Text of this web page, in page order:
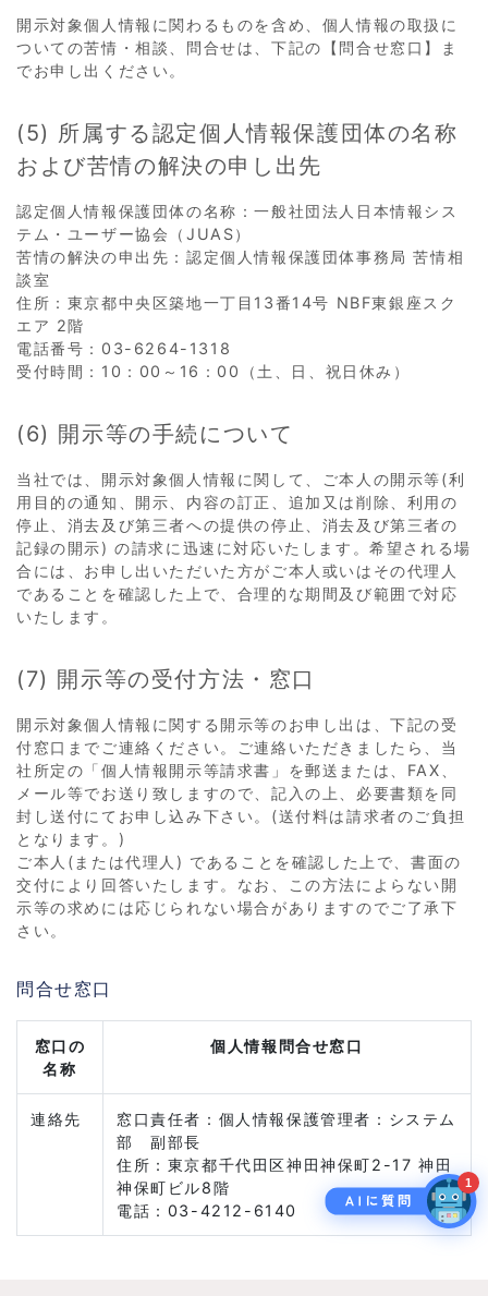
開示対象個人情報に関わるものを含め、個人情報の取扱に
ついての苦情・相談、問合せは、下記の【問合せ窓口】ま
でお申し出ください。
(5) 所属する認定個人情報保護団体の名称
および苦情の解決の申し出先
認定個人情報保護団体の名称：一般社団法人日本情報シス
テム・ユーザー協会（JUAS）
苦情の解決の申出先：認定個人情報保護団体事務局 苦情相
談室
住所：東京都中央区築地一丁目13番14号 NBF東銀座スク
エア 2階
電話番号：03-6264-1318
受付時間：10：00～16：00（土、日、祝日休み）
(6) 開示等の手続について
当社では、開示対象個人情報に関して、ご本人の開示等(利
用目的の通知、開示、内容の訂正、追加又は削除、利用の
停止、消去及び第三者への提供の停止、消去及び第三者の
記録の開示) の請求に迅速に対応いたします。希望される場
合には、お申し出いただいた方がご本人或いはその代理人
であることを確認した上で、合理的な期間及び範囲で対応
いたします。
(7) 開示等の受付方法・窓口
開示対象個人情報に関する開示等のお申し出は、下記の受
付窓口までご連絡ください。ご連絡いただきましたら、当
社所定の「個人情報開示等請求書」を郵送または、FAX、
メール等でお送り致しますので、記入の上、必要書類を同
封し送付にてお申し込み下さい。(送付料は請求者のご負担
となります。)
ご本人(または代理人) であることを確認した上で、書面の
交付により回答いたします。なお、この方法によらない開
示等の求めには応じられない場合がありますのでご了承下
さい。
問合せ窓口
窓口の
名称
個人情報問合せ窓口
連絡先
窓口責任者：個人情報保護管理者：システム
部 副部長
住所：東京都千代田区神田神保町2-17 神田
神保町ビル8階
電話：03-4212-6140
1